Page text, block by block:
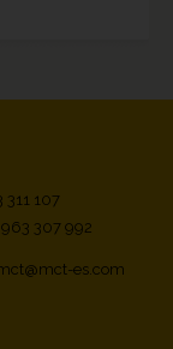
311 107
963 307 992
es.com